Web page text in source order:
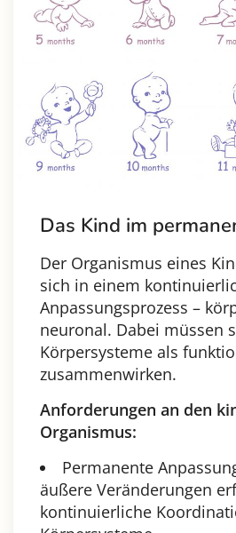
Das Kind im
Der Organismus eines
sich in einem
Anpassungsprozess –
neuronal. Dabei müssen
Körpersysteme als
zusammenwirken.
Anforderungen an den
Organismus:
Permanente
äußere Veränderungen
kontinuierliche